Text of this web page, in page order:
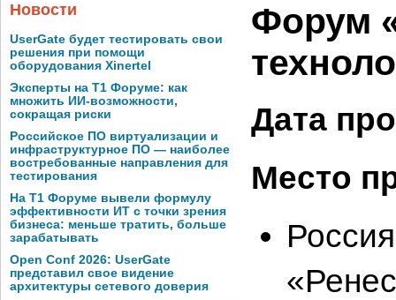
Новости
UserGate будет тестировать свои
решения при помощи
оборудования Xinertel
Эксперты на Т1 Форуме: как
множить ИИ-возможности,
сокращая риски
Российское ПО виртуализации и
инфраструктурное ПО — наиболее
востребованные направления для
тестирования
На Т1 Форуме вывели формулу
эффективности ИТ с точки зрения
бизнеса: меньше тратить, больше
зарабатывать
Open Conf 2026: UserGate
представил свое видение
архитектуры сетевого доверия
Форум
Дата
Место